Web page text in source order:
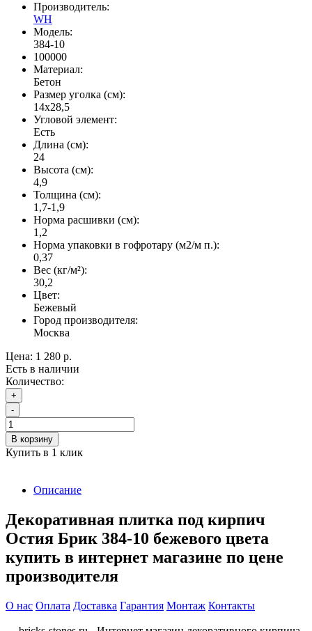
Производитель:
WH
Модель:
384-10
100000
Материал:
Бетон
Размер уголка (см):
14х28,5
Угловой элемент:
Есть
Длина (см):
24
Высота (см):
4,9
Толщина (см):
1,7-1,9
Норма расшивки (см):
1,2
Норма упаковки в гофротару (м2/м п.):
0,37
Вес (кг/м²):
30,2
Цвет:
Бежевый
Город производителя:
Москва
Цена: 1 280 р.
Есть в наличии
Количество:
+
-
В корзину
Купить в 1 клик
Описание
Декоративная плитка под кирпич
Остия Брик 384-10 бежевого цвета
купить в интернет магазине по цене
производителя
О нас Оплата Доставка Гарантия Монтаж Контакты